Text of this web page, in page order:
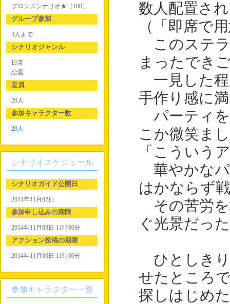
数人配置さ
（「即席で
このステラ
まったでき
一見した程
手作り感に
パーティを
こか微笑ま
「こういう
華やかなパ
はかならず
その苦労を
ぐ光景だっ
ひとしきり
せたところ
探しはじめ
ブロンズシナリオ★（100）
グループ参加
3人まで
シナリオジャンル
日常
恋愛
定員
20人
参加キャラクター数
20人
シナリオスケジュール
シナリオガイド公開日
2014年11月02日
参加申し込みの期限
2014年11月09日 11時00分
アクション投稿の期限
2014年11月09日 11時00分
参加キャラクター一覧